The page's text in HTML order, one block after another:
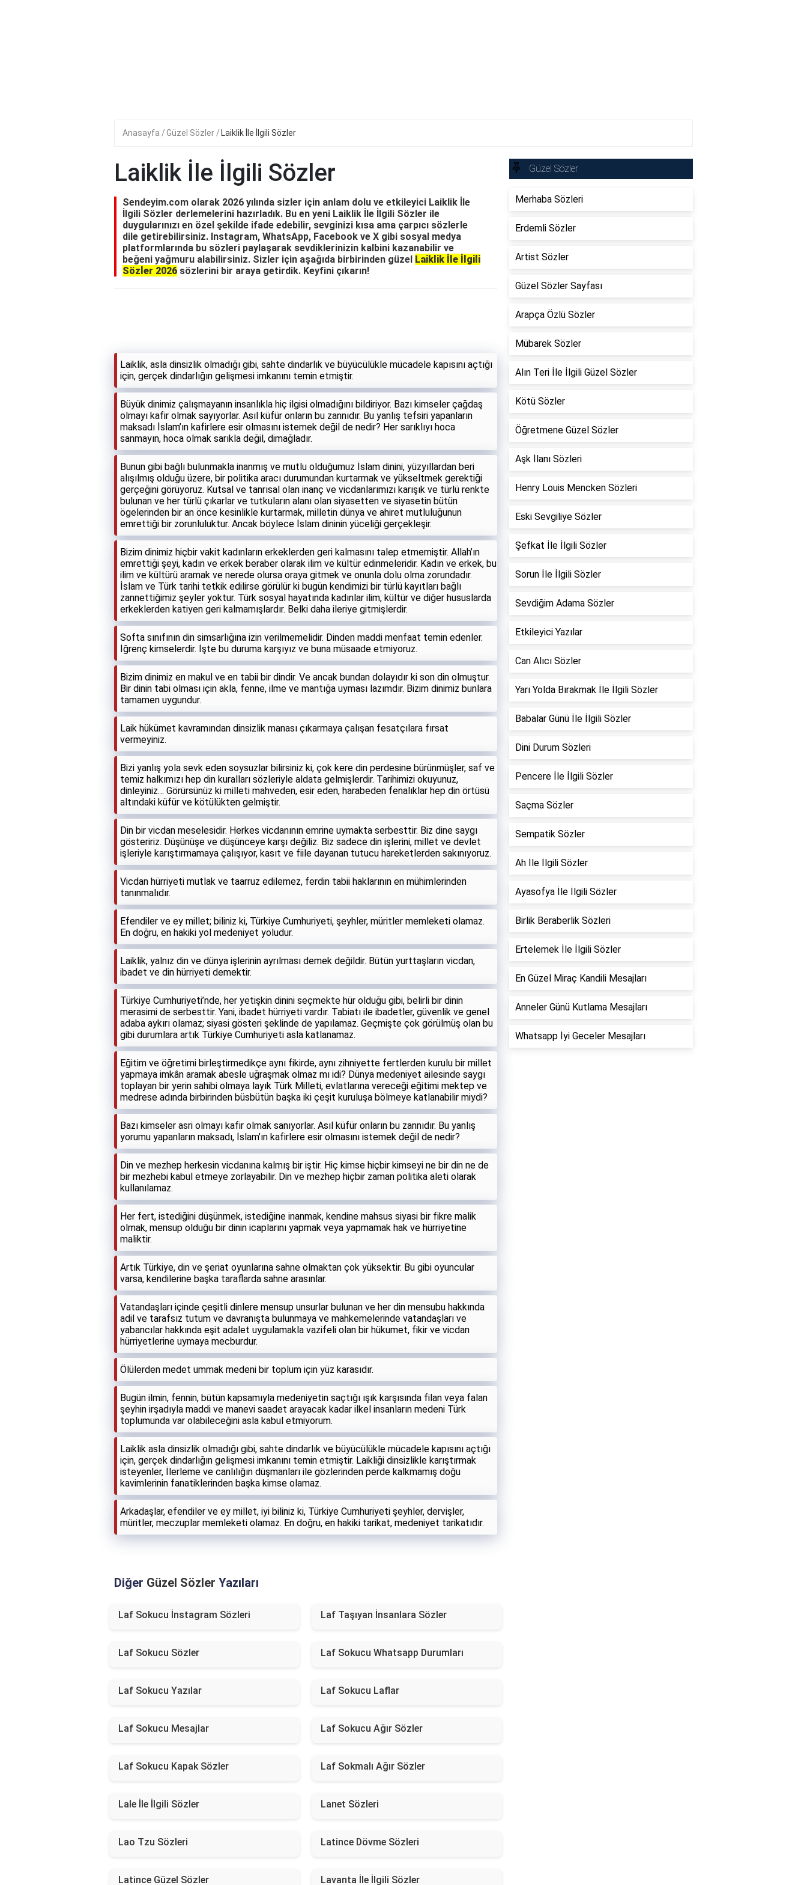
Anasayfa Güzel Sözler Laiklik İle İlgili Sözler
Laiklik İle İlgili Sözler
Sendeyim.com olarak 2026 yılında sizler için anlam dolu ve etkileyici Laiklik İle
İlgili Sözler derlemelerini hazırladık. Bu en yeni Laiklik İle İlgili Sözler ile
duygularınızı en özel şekilde ifade edebilir, sevginizi kısa ama çarpıcı sözlerle
dile getirebilirsiniz. Instagram, WhatsApp, Facebook ve X gibi sosyal medya
platformlarında bu sözleri paylaşarak sevdiklerinizin kalbini kazanabilir ve
beğeni yağmuru alabilirsiniz. Sizler için aşağıda birbirinden güzel Laiklik İle İlgili
Sözler 2026 sözlerini bir araya getirdik. Keyfini çıkarın!
Laiklik, asla dinsizlik olmadığı gibi, sahte dindarlık ve büyücülükle mücadele kapısını açtığı
için, gerçek dindarlığın gelişmesi imkanını temin etmiştir.
Büyük dinimiz çalışmayanın insanlıkla hiç ilgisi olmadığını bildiriyor. Bazı kimseler çağdaş
olmayı kafir olmak sayıyorlar. Asıl küfür onların bu zannıdır. Bu yanlış tefsiri yapanların
maksadı İslam’ın kafirlere esir olmasını istemek değil de nedir? Her sarıklıyı hoca
sanmayın, hoca olmak sarıkla değil, dimağladır.
Bunun gibi bağlı bulunmakla inanmış ve mutlu olduğumuz İslam dinini, yüzyıllardan beri
alışılmış olduğu üzere, bir politika aracı durumundan kurtarmak ve yükseltmek gerektiği
gerçeğini görüyoruz. Kutsal ve tanrısal olan inanç ve vicdanlarımızı karışık ve türlü renkte
bulunan ve her türlü çıkarlar ve tutkuların alanı olan siyasetten ve siyasetin bütün
ögelerinden bir an önce kesinlikle kurtarmak, milletin dünya ve ahiret mutluluğunun
emrettiği bir zorunluluktur. Ancak böylece İslam dininin yüceliği gerçekleşir.
Bizim dinimiz hiçbir vakit kadınların erkeklerden geri kalmasını talep etmemiştir. Allah’ın
emrettiği şeyi, kadın ve erkek beraber olarak ilim ve kültür edinmeleridir. Kadın ve erkek, bu
ilim ve kültürü aramak ve nerede olursa oraya gitmek ve onunla dolu olma zorundadır.
İslam ve Türk tarihi tetkik edilirse görülür ki bugün kendimizi bir türlü kayıtları bağlı
zannettiğimiz şeyler yoktur. Türk sosyal hayatında kadınlar ilim, kültür ve diğer hususlarda
erkeklerden katiyen geri kalmamışlardır. Belki daha ileriye gitmişlerdir.
Softa sınıfının din simsarlığına izin verilmemelidir. Dinden maddi menfaat temin edenler.
İğrenç kimselerdir. İşte bu duruma karşıyız ve buna müsaade etmiyoruz.
Bizim dinimiz en makul ve en tabii bir dindir. Ve ancak bundan dolayıdır ki son din olmuştur.
Bir dinin tabi olması için akla, fenne, ilme ve mantığa uyması lazımdır. Bizim dinimiz bunlara
tamamen uygundur.
Laik hükümet kavramından dinsizlik manası çıkarmaya çalışan fesatçılara fırsat
vermeyiniz.
Bizi yanlış yola sevk eden soysuzlar bilirsiniz ki, çok kere din perdesine bürünmüşler, saf ve
temiz halkımızı hep din kuralları sözleriyle aldata gelmişlerdir. Tarihimizi okuyunuz,
dinleyiniz… Görürsünüz ki milleti mahveden, esir eden, harabeden fenalıklar hep din örtüsü
altındaki küfür ve kötülükten gelmiştir.
Din bir vicdan meselesidir. Herkes vicdanının emrine uymakta serbesttir. Biz dine saygı
gösteririz. Düşünüşe ve düşünceye karşı değiliz. Biz sadece din işlerini, millet ve devlet
işleriyle karıştırmamaya çalışıyor, kasıt ve fiile dayanan tutucu hareketlerden sakınıyoruz.
Vicdan hürriyeti mutlak ve taarruz edilemez, ferdin tabii haklarının en mühimlerinden
tanınmalıdır.
Efendiler ve ey millet; biliniz ki, Türkiye Cumhuriyeti, şeyhler, müritler memleketi olamaz.
En doğru, en hakiki yol medeniyet yoludur.
Laiklik, yalnız din ve dünya işlerinin ayrılması demek değildir. Bütün yurttaşların vicdan,
ibadet ve din hürriyeti demektir.
Türkiye Cumhuriyeti’nde, her yetişkin dinini seçmekte hür olduğu gibi, belirli bir dinin
merasimi de serbesttir. Yani, ibadet hürriyeti vardır. Tabiatı ile ibadetler, güvenlik ve genel
adaba aykırı olamaz; siyasi gösteri şeklinde de yapılamaz. Geçmişte çok görülmüş olan bu
gibi durumlara artık Türkiye Cumhuriyeti asla katlanamaz.
Eğitim ve öğretimi birleştirmedikçe aynı fikirde, aynı zihniyette fertlerden kurulu bir millet
yapmaya imkân aramak abesle uğraşmak olmaz mı idi? Dünya medeniyet ailesinde saygı
toplayan bir yerin sahibi olmaya layık Türk Milleti, evlatlarına vereceği eğitimi mektep ve
medrese adında birbirinden büsbütün başka iki çeşit kuruluşa bölmeye katlanabilir miydi?
Bazı kimseler asri olmayı kafir olmak sanıyorlar. Asıl küfür onların bu zannıdır. Bu yanlış
yorumu yapanların maksadı, İslam’ın kafirlere esir olmasını istemek değil de nedir?
Din ve mezhep herkesin vicdanına kalmış bir iştir. Hiç kimse hiçbir kimseyi ne bir din ne de
bir mezhebi kabul etmeye zorlayabilir. Din ve mezhep hiçbir zaman politika aleti olarak
kullanılamaz.
Her fert, istediğini düşünmek, istediğine inanmak, kendine mahsus siyasi bir fikre malik
olmak, mensup olduğu bir dinin icaplarını yapmak veya yapmamak hak ve hürriyetine
maliktir.
Artık Türkiye, din ve şeriat oyunlarına sahne olmaktan çok yüksektir. Bu gibi oyuncular
varsa, kendilerine başka taraflarda sahne arasınlar.
Vatandaşları içinde çeşitli dinlere mensup unsurlar bulunan ve her din mensubu hakkında
adil ve tarafsız tutum ve davranışta bulunmaya ve mahkemelerinde vatandaşları ve
yabancılar hakkında eşit adalet uygulamakla vazifeli olan bir hükumet, fikir ve vicdan
hürriyetlerine uymaya mecburdur.
Ölülerden medet ummak medeni bir toplum için yüz karasıdır.
Bugün ilmin, fennin, bütün kapsamıyla medeniyetin saçtığı ışık karşısında filan veya falan
şeyhin irşadıyla maddi ve manevi saadet arayacak kadar ilkel insanların medeni Türk
toplumunda var olabileceğini asla kabul etmiyorum.
Laiklik asla dinsizlik olmadığı gibi, sahte dindarlık ve büyücülükle mücadele kapısını açtığı
için, gerçek dindarlığın gelişmesi imkanını temin etmiştir. Laikliği dinsizlikle karıştırmak
isteyenler, İlerleme ve canlılığın düşmanları ile gözlerinden perde kalkmamış doğu
kavimlerinin fanatiklerinden başka kimse olamaz.
Arkadaşlar, efendiler ve ey millet, iyi biliniz ki, Türkiye Cumhuriyeti şeyhler, dervişler,
müritler, meczuplar memleketi olamaz. En doğru, en hakiki tarikat, medeniyet tarikatıdır.
Diğer Güzel Sözler Yazıları
Laf Sokucu İnstagram Sözleri Laf Taşıyan İnsanlara Sözler
Laf Sokucu Sözler Laf Sokucu Whatsapp Durumları
Laf Sokucu Yazılar Laf Sokucu Laflar
Laf Sokucu Mesajlar Laf Sokucu Ağır Sözler
Laf Sokucu Kapak Sözler Laf Sokmalı Ağır Sözler
Lale İle İlgili Sözler Lanet Sözleri
Lao Tzu Sözleri Latince Dövme Sözleri
Latince Güzel Sözler Lavanta İle İlgili Sözler
Güzel Sözler
Merhaba Sözleri
Erdemli Sözler
Artist Sözler
Güzel Sözler Sayfası
Arapça Özlü Sözler
Mübarek Sözler
Alın Teri İle İlgili Güzel Sözler
Kötü Sözler
Öğretmene Güzel Sözler
Aşk İlanı Sözleri
Henry Louis Mencken Sözleri
Eski Sevgiliye Sözler
Şefkat İle İlgili Sözler
Sorun İle İlgili Sözler
Sevdiğim Adama Sözler
Etkileyici Yazılar
Can Alıcı Sözler
Yarı Yolda Bırakmak İle İlgili Sözler
Babalar Günü İle İlgili Sözler
Dini Durum Sözleri
Pencere İle İlgili Sözler
Saçma Sözler
Sempatik Sözler
Ah İle İlgili Sözler
Ayasofya İle İlgili Sözler
Birlik Beraberlik Sözleri
Ertelemek İle İlgili Sözler
En Güzel Miraç Kandili Mesajları
Anneler Günü Kutlama Mesajları
Whatsapp İyi Geceler Mesajları